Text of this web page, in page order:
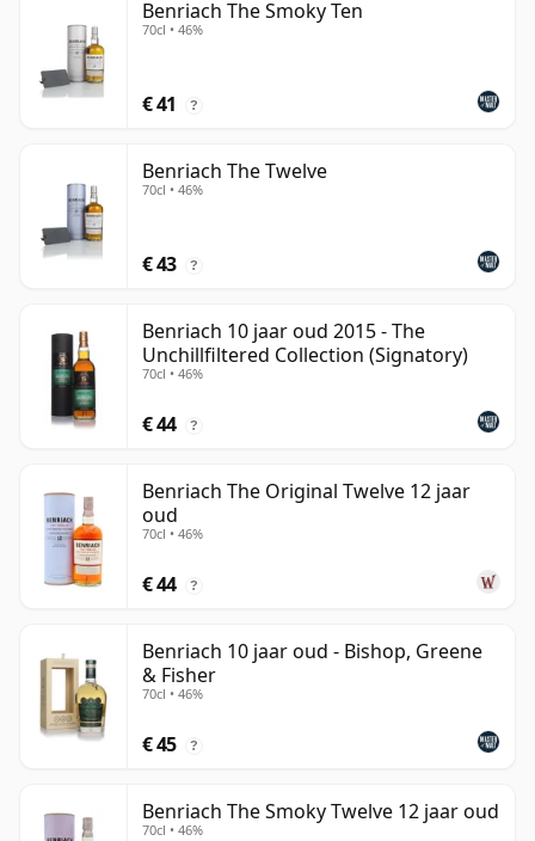
Benriach The Smoky Ten
70cl • 46%
€ 41 ?
Benriach The Twelve
70cl • 46%
€ 43 ?
Benriach 10 jaar oud 2015 - The
Unchillfiltered Collection (Signatory)
70cl • 46%
€ 44 ?
Benriach The Original Twelve 12 jaar
oud
70cl • 46%
€ 44 ?
Benriach 10 jaar oud - Bishop, Greene
& Fisher
70cl • 46%
€ 45 ?
Benriach The Smoky Twelve 12 jaar oud
70cl • 46%